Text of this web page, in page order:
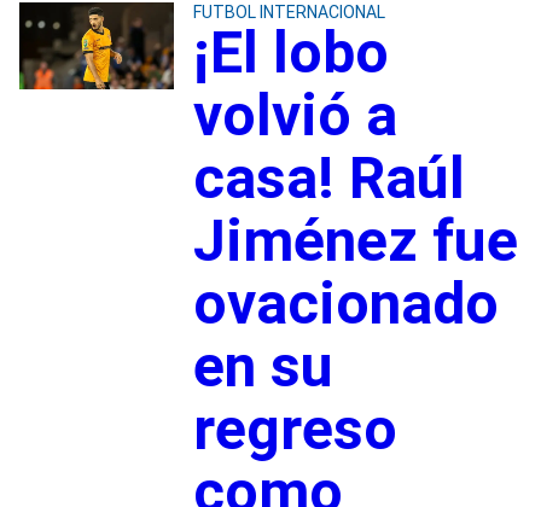
FUTBOL INTERNACIONAL
¡El lobo
volvió a
casa! Raúl
Jiménez fue
ovacionado
en su
regreso
como